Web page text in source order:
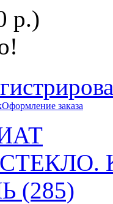
р.)
Оформление заказа
(285)